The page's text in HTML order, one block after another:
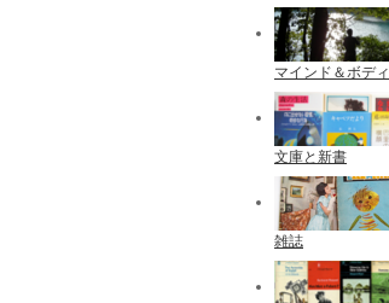
マインド＆ボディ
文庫と新書
雑誌